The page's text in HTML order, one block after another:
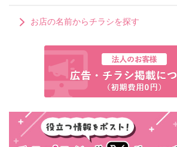
お店の名前からチラシを探す